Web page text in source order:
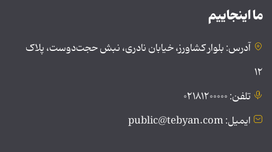
ما اینجاییم
آدرس: بلوار کشاورز، خیابان نادری، نبش حجت‌دوست، پلاک
۱۲
تلفن: ۰۲۱۸۱۲۰۰۰۰۰
ایمیل: public@tebyan.com